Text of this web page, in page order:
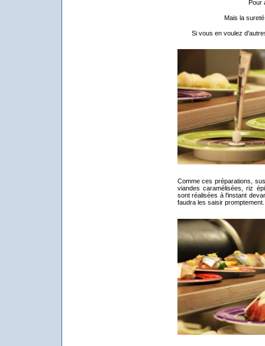
Pour
Mais la
Si vous en voulez
Comme ces préparations,
viandes caramélisées, riz
sont réalisées à l'instant
faudra les saisir promptement.